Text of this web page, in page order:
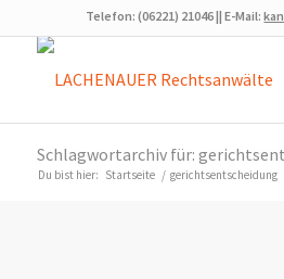
Telefon: (06221) 21046 || E-Mail:
Schlagwortarchiv für:
Du bist hier: Startseite / gerichtsentscheidung